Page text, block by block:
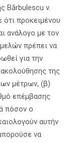
Bărbulescu v.
προκειμένου
ανάλογο με τον
πρέπει να
για την
της
μέτρων, (β)
επέμβασης
πόσον ο
αυτήν
να